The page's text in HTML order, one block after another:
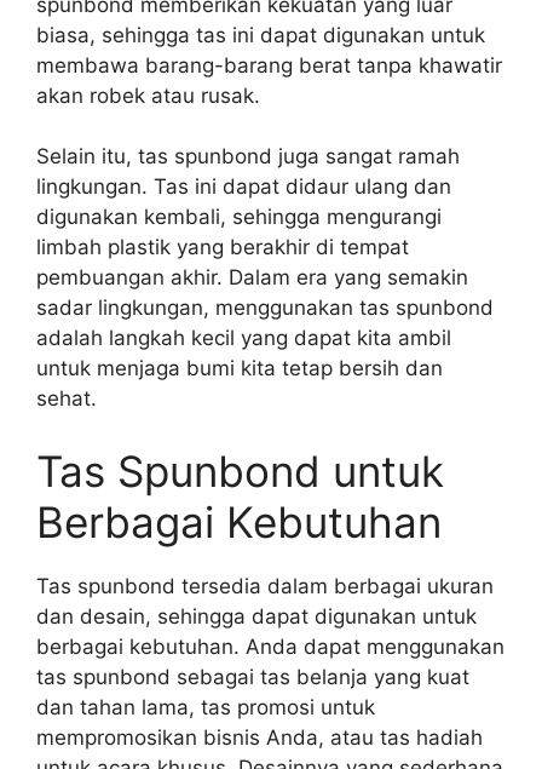
biasa, sehingga tas ini dapat digunakan untuk
membawa barang-barang berat tanpa khawatir
akan robek atau rusak.
Selain itu, tas spunbond juga sangat ramah
lingkungan. Tas ini dapat didaur ulang dan
digunakan kembali, sehingga mengurangi
limbah plastik yang berakhir di tempat
pembuangan akhir. Dalam era yang semakin
sadar lingkungan, menggunakan tas spunbond
adalah langkah kecil yang dapat kita ambil
untuk menjaga bumi kita tetap bersih dan
sehat.
Tas Spunbond untuk
Berbagai Kebutuhan
Tas spunbond tersedia dalam berbagai ukuran
dan desain, sehingga dapat digunakan untuk
berbagai kebutuhan. Anda dapat menggunakan
tas spunbond sebagai tas belanja yang kuat
dan tahan lama, tas promosi untuk
mempromosikan bisnis Anda, atau tas hadiah